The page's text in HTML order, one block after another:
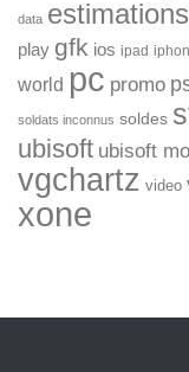
data estimations
play gfk ios ipad
world pc promo
soldats inconnus soldes
ubisoft ubisoft
vgchartz video
xone